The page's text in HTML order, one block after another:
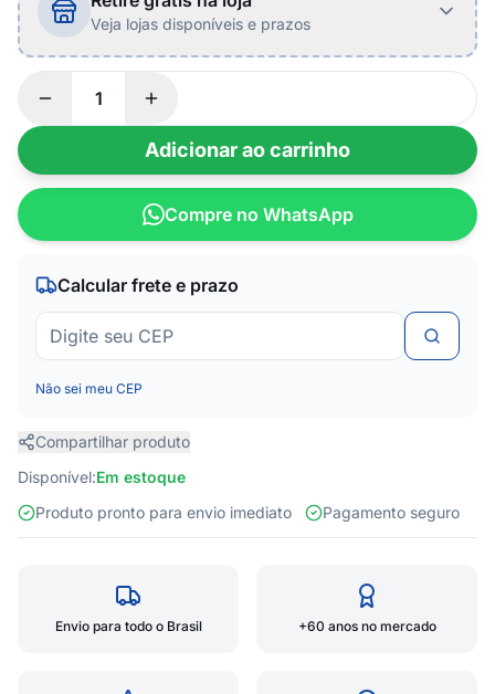
Veja lojas disponíveis e prazos
Adicionar ao carrinho
Compre no WhatsApp
Calcular frete e prazo
Não sei meu CEP
Compartilhar produto
Disponível:Em estoque
Produto pronto para envio imediato
Pagamento seguro
Envio para todo o Brasil +60 anos no mercado